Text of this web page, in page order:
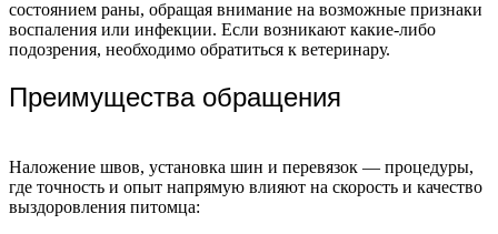
состоянием раны, обращая внимание на возможные признаки
воспаления или инфекции. Если возникают какие-либо
подозрения, необходимо обратиться к ветеринару.
Преимущества обращения
Наложение швов, установка шин и перевязок — процедуры,
где точность и опыт напрямую влияют на скорость и качество
выздоровления питомца: